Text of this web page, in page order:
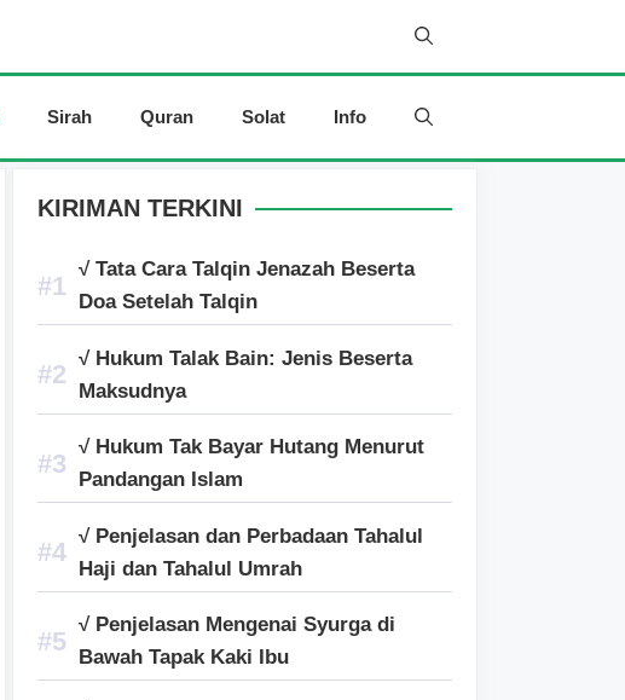
Sirah Quran Solat Info
KIRIMAN TERKINI
√ Tata Cara Talqin Jenazah Beserta
Doa Setelah Talqin
√ Hukum Talak Bain: Jenis Beserta
Maksudnya
√ Hukum Tak Bayar Hutang Menurut
Pandangan Islam
√ Penjelasan dan Perbadaan Tahalul
Haji dan Tahalul Umrah
√ Penjelasan Mengenai Syurga di
Bawah Tapak Kaki Ibu